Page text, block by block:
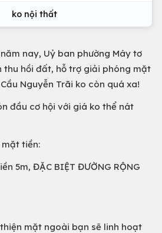
ko nội thất
nay, Uỷ ban phường Máy tơ
thu hồi đất, hỗ trợ giải phóng mặt
Nguyễn Trãi ko còn quá xa!
đầu cơ hội với giá ko thể nát
mặt tiền:
5m, ĐẶC BIỆT ĐƯỜNG RỘNG
mặt ngoài bạn sẽ linh hoạt